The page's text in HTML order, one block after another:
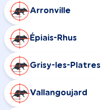
Arronville
Épiais-Rhus
Grisy-les-Platres
Vallangoujard